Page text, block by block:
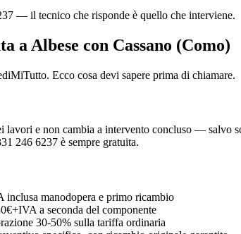
— il tecnico che risponde è quello che interviene.
a Albese con Cassano (Como)
Ecco cosa devi sapere prima di chiamare.
e non cambia a intervento concluso —
246 6237 è sempre gratuita.
inclusa manodopera e primo ricambio
a seconda del componente
30-50% sulla tariffa ordinaria